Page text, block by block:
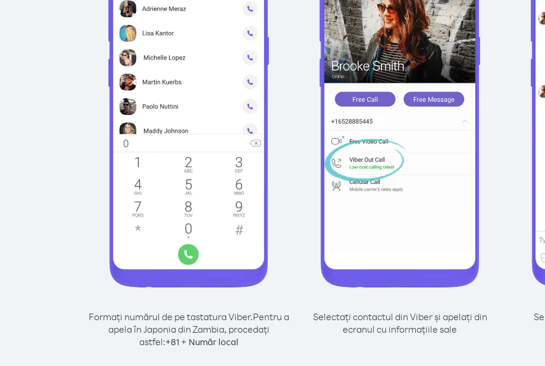
Formați numărul de pe tastatura Viber.Pentru a
apela în Japonia din Zambia, procedați
astfel:+81+ Număr local
Selectați contactul din Viber și apelați din
ecranul cu informațiile sale